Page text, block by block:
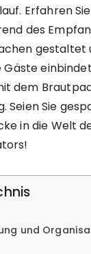
Erfahren
des
gestaltet
dem
Seien Sie
in die Welt
und